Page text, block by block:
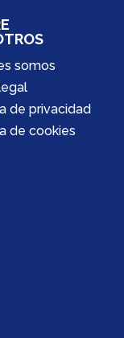
somos
de privacidad
de cookies